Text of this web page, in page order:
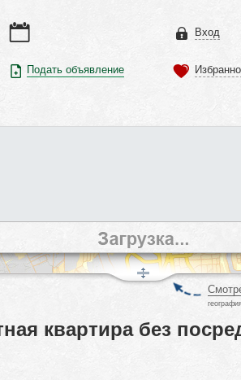
Подать объявление
Вход
квартира без